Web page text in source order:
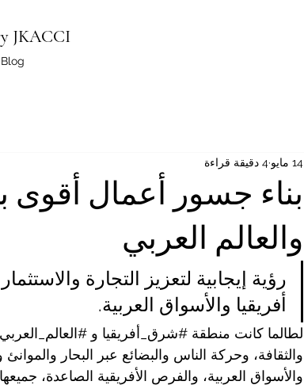
JKACCI
Blog
بناء جسور أعمال أقوى
والعالم العربي
14 مايو 4 دقيقة قراءة
رؤية إيجابية لتعزيز التجارة
أفريقيا والأسواق العربية.
لطالما كانت منطقة #شرق_أفريقيا و #العالم_العربي
والثقافة، وحركة الناس والبضائع عبر البحار
والأسواق العربية، والفرص الأفريقية الصاعدة،